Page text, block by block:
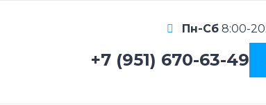
Пн-Сб 8:00-
+7 (951) 670-63-49